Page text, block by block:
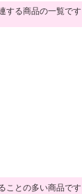
する商品の一覧です
ことの多い商品です